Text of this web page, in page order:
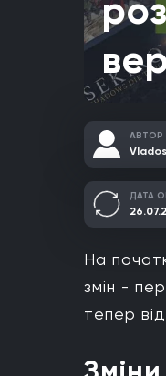
АВТОР
Vlados
ДАТА
На
змін -
тепер